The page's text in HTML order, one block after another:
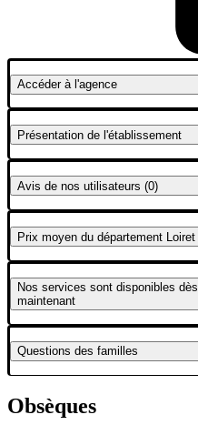
Accéderà l'agence
Présentation de l'établissement
Avis de nos utilisateurs (0)
Prix moyen du département Loiret
Nos services sont disponibles dès
maintenant
Questions des familles
Obsèques